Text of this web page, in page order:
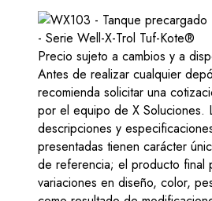
Precio sujeto a cambios y a
Antes de realizar cualquier
recomienda solicitar una
por el equipo de X Soluciones.
descripciones y
presentadas tienen carácter
de referencia; el producto final
variaciones en diseño, color,